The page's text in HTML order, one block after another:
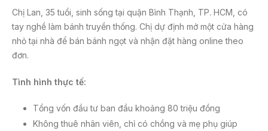
Chị Lan, 35 tuổi, sinh sống tại quận Bình Thạnh, TP. HCM, có
tay nghề làm bánh truyền thống. Chị dự định mở một cửa hàng
nhỏ tại nhà để bán bánh ngọt và nhận đặt hàng online theo
đơn.
Tình hình thực tế:
Tổng vốn đầu tư ban đầu khoảng 80 triệu đồng
Không thuê nhân viên, chỉ có chồng và mẹ phụ giúp